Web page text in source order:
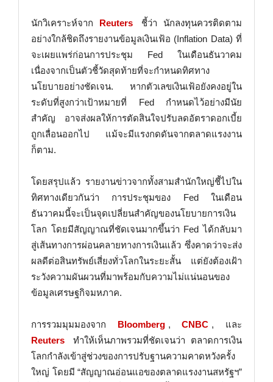
นักวิเคราะห์จาก Reuters
ชี้ว่า นักลงทุนควรติดตาม
อย่างใกล้ชิดถึงรายงานข้อมูลเงินเฟ้อ (Inflation Data) ที่
จะเผยแพร่ก่อนการประชุม Fed ในเดือนธันวาคม
เนื่องจากเป็นตัวชี้วัดสุดท้ายที่จะกำหนดทิศทาง
นโยบายอย่างชัดเจน. หากตัวเลขเงินเฟ้อยังคงอยู่ใน
ระดับที่สูงกว่าเป้าหมายที่ Fed กำหนดไว้อย่างมีนัย
สำคัญ อาจส่งผลให้การตัดสินใจปรับลดอัตราดอกเบี้ย
ถูกเลื่อนออกไป แม้จะมีแรงกดดันจากตลาดแรงงาน
ก็ตาม.
โดยสรุปแล้ว รายงานข่าวจากทั้งสามสำนักใหญ่ชี้ไปใน
ทิศทางเดียวกันว่า การประชุมของ Fed ในเดือน
ธันวาคมนี้จะเป็นจุดเปลี่ยนสำคัญของนโยบายการเงิน
โลก โดยมีสัญญาณที่ชัดเจนมากขึ้นว่า Fed ได้กลับมา
สู่เส้นทางการผ่อนคลายทางการเงินแล้ว ซึ่งคาดว่าจะส่ง
ผลดีต่อสินทรัพย์เสี่ยงทั่วโลกในระยะสั้น แต่ยังต้องเฝ้า
ระวังความผันผวนที่มาพร้อมกับความไม่แน่นอนของ
ข้อมูลเศรษฐกิจมหภาค.
การรวมมุมมองจาก Bloomberg ,CNBC , และ
Reuters
ทำให้เห็นภาพรวมที่ชัดเจนว่า ตลาดการเงิน
โลกกำลังเข้าสู่ช่วงของการปรับฐานความคาดหวังครั้ง
ใหญ่ โดยมี “สัญญาณอ่อนแอของตลาดแรงงานสหรัฐฯ”